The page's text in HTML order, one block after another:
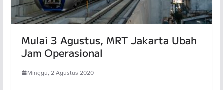
Mulai 3 Agustus, MRT Jakarta Ubah
Jam Operasional
Minggu, 2 Agustus 2020